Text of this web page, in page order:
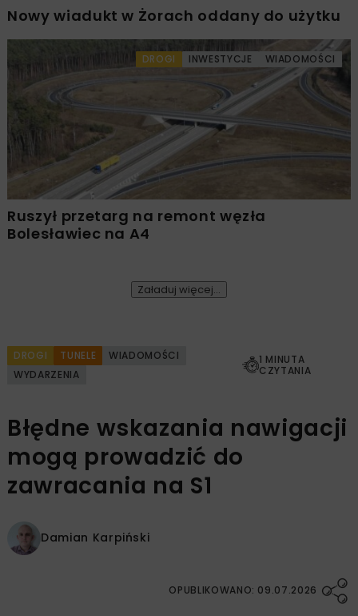
Nowy wiadukt w Żorach oddany do użytku
DROGI INWESTYCJE WIADOMOŚCI
Ruszył przetarg na remont węzła
Bolesławiec na A4
Załaduj więcej...
DROGI TUNELE
WIADOMOŚCI
WYDARZENIA
1 MINUTA
CZYTANIA
Błędne wskazania nawigacji
mogą prowadzić do
zawracania na S1
Damian Karpiński
OPUBLIKOWANO: 09.07.2026